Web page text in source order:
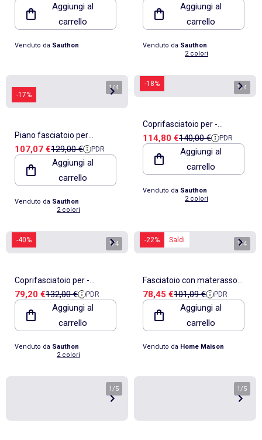
a isola per - SAUTHON
Aggiungi al
carrello
Venduto da Sauthon
Aggiungi al
carrello
Venduto da Sauthon
2 colori
-17%
1/4
Piano fasciatoio per
cassettiera a 3 - SAUTHON
Prezzo di vendita
107,07 €Prezzo di riferimento
129,00 € PDR
Aggiungi al
carrello
Venduto da Sauthon
2 colori
-18% 1/4
Coprifasciatoio per -
SAUTHON
Prezzo di vendita
114,80 €Prezzo di riferimento
140,00 € PDR
Aggiungi al
carrello
Venduto da Sauthon
2 colori
-40% 1/4
Coprifasciatoio per -
SAUTHON
Prezzo di vendita
79,20 €Prezzo di riferimento
132,00 € PDR
Aggiungi al
carrello
Venduto da Sauthon
2 colori
-22% Saldi 1/4
Fasciatoio con materasso
incorporato
Prezzo di vendita
78,45 €Prezzo di riferimento
101,09 € PDR
Aggiungi al
carrello
Venduto da Home Maison
1 /5 1 /5